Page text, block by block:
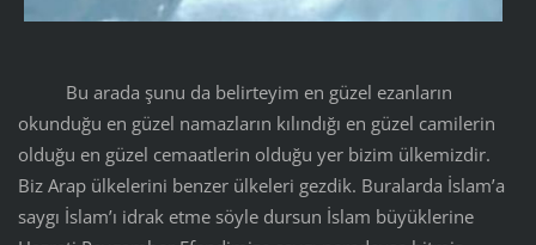
Bu arada şunu da belirteyim en güzel ezanların
okunduğu en güzel namazların kılındığı en güzel camilerin
olduğu en güzel cemaatlerin olduğu yer bizim ülkemizdir.
Biz Arap ülkelerini benzer ülkeleri gezdik. Buralarda İslam’a
saygı İslam’ı idrak etme söyle dursun İslam büyüklerine